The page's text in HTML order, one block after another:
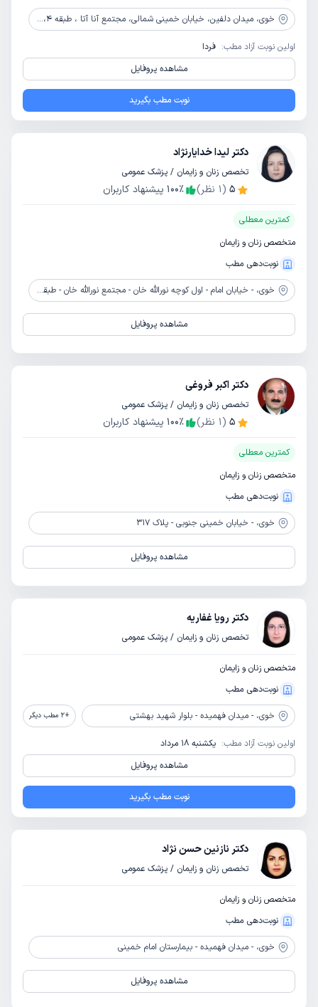
خوی، میدان دلفین، خیابان خمینی شمالی، مجتمع آنا آتا ، طبقه 4، واحد 412
اولین نوبت آزاد مطب: فردا
مشاهده پروفایل
نوبت مطب بگیرید
دکتر لیدا خدایارنژاد
تخصص زنان و زایمان / پزشک عمومی
5
(
1 نظر) 100٪ پیشنهاد کاربران
کمترین معطلی
متخصص زنان و زایمان
نوبت‌دهی مطب
خوی، - خیابان امام - اول کوچه نورالله خان - مجتمع نورالله خان - طبقه 2 - واحد 3
مشاهده پروفایل
دکتر اکبر فروغی
تخصص زنان و زایمان / پزشک عمومی
5
(
1 نظر) 100٪ پیشنهاد کاربران
کمترین معطلی
متخصص زنان و زایمان
نوبت‌دهی مطب
خوی، - خیابان خمینی جنوبی - پلاک 317
مشاهده پروفایل
دکتر رویا غفاریه
تخصص زنان و زایمان / پزشک عمومی
متخصص زنان و زایمان
نوبت‌دهی مطب
خوی، - میدان فهمیده - بلوار شهید بهشتی +
2 مطب دیگر
اولین نوبت آزاد مطب: یکشنبه 18 مرداد
مشاهده پروفایل
نوبت مطب بگیرید
دکتر نازنین حسن نژاد
تخصص زنان و زایمان / پزشک عمومی
متخصص زنان و زایمان
نوبت‌دهی مطب
خوی، - میدان فهمیده - بیمارستان امام خمینی
مشاهده پروفایل